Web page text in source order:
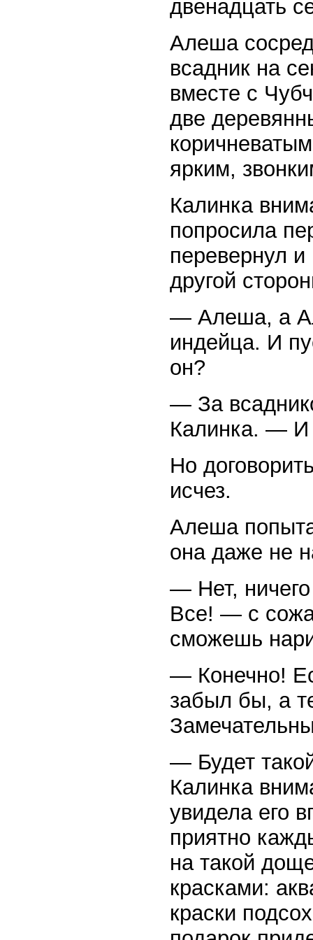
двенадцать
Алеша
всадник на
вместе с
две
ярким,
Калинка
попросила
перевернул
другой
— Алеша, а
индейца. И
он?
— За
Калинка. —
Но
исчез.
Алеша
она даже не
— Нет,
Все! — с
сможешь
— Конечно!
забыл бы, а
— Будет
Калинка
увидела его
приятно
на такой
красками:
краски